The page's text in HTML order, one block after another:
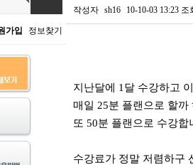
가입 정보찾기
작성자 sh16 10-10-03 13:23 조
지난달에 1달 수강하고
매일 25분 플랜으로 할
또 50분 플랜으로 수강합
수강료가 정말 저렴하구